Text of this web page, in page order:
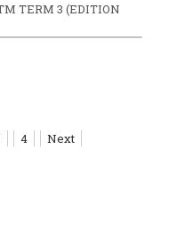
TERM 3 (EDITION
4 Next